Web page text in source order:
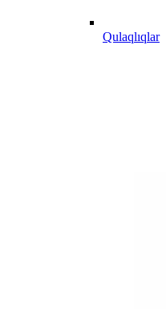
Qulaqlıqlar